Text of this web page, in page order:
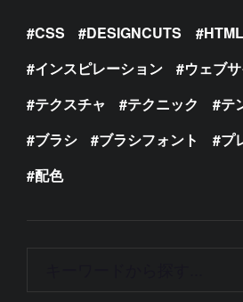
CSS DESIGNCUTS
インスピレーション
ウェブ
テクスチャ
テクニック テ
ブラシ
ブラシフォント プ
配色